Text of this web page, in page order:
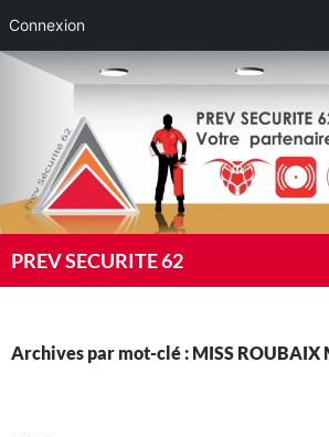
Connexion
Aller
PREV SECURITE 62
Archives par mot-clé : MISS ROUBAIX